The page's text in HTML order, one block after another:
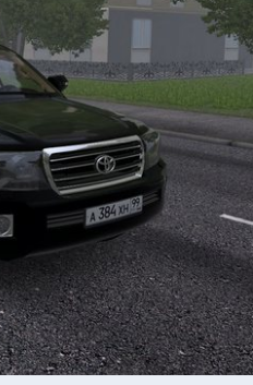
KINGDOM COME:
DELIVERANCE
бродилка